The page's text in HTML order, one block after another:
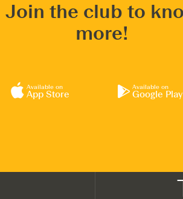
Join the club to
more!
Available on
App Store
Available on
Google Play